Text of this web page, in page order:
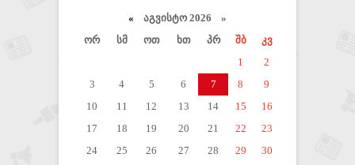
« აგვისტო 2026 »
ორ
სმ ოთ ხთ პრ შბ
კვ
1
2
3
4 5 6 7 8
9
10
11 12 13 14 15
16
17
18 19 20 21 22
23
24
25 26 27 28 29
30